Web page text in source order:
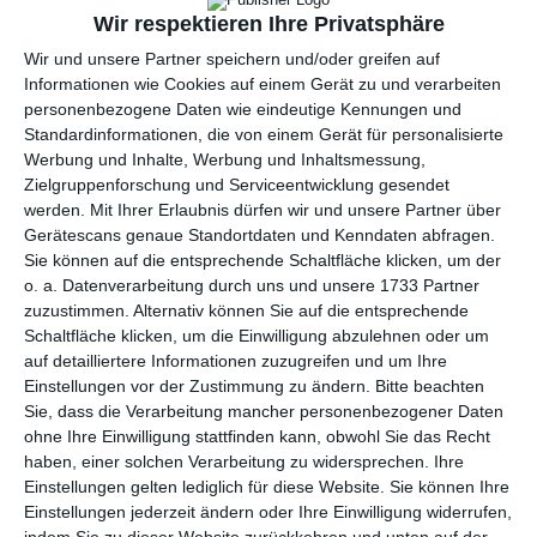
Wir respektieren Ihre Privatsphäre
Wir und unsere Partner speichern und/oder greifen auf
Informationen wie Cookies auf einem Gerät zu und verarbeiten
personenbezogene Daten wie eindeutige Kennungen und
Standardinformationen, die von einem Gerät für personalisierte
Werbung und Inhalte, Werbung und Inhaltsmessung,
Zielgruppenforschung und Serviceentwicklung gesendet
werden. Mit Ihrer Erlaubnis dürfen wir und unsere Partner über
Gerätescans genaue Standortdaten und Kenndaten abfragen.
Sie können auf die entsprechende Schaltfläche klicken, um der
o. a. Datenverarbeitung durch uns und unsere 1733 Partner
zuzustimmen. Alternativ können Sie auf die entsprechende
Schaltfläche klicken, um die Einwilligung abzulehnen oder um
auf detailliertere Informationen zuzugreifen und um Ihre
Einstellungen vor der Zustimmung zu ändern. Bitte beachten
Sie, dass die Verarbeitung mancher personenbezogener Daten
ohne Ihre Einwilligung stattfinden kann, obwohl Sie das Recht
haben, einer solchen Verarbeitung zu widersprechen. Ihre
Einstellungen gelten lediglich für diese Website. Sie können Ihre
Einstellungen jederzeit ändern oder Ihre Einwilligung widerrufen,
WEITERE KARTEN IN DIESEN
KATEGORIEN ANSEHEN
Grüße und Gedanken
Entschuldigung
Frauentag
Gute Besserung
Feiertage, Festtage
Ehrentage
Muttertag
Großmuttertag
Familie
für Großeltern
für Mütter